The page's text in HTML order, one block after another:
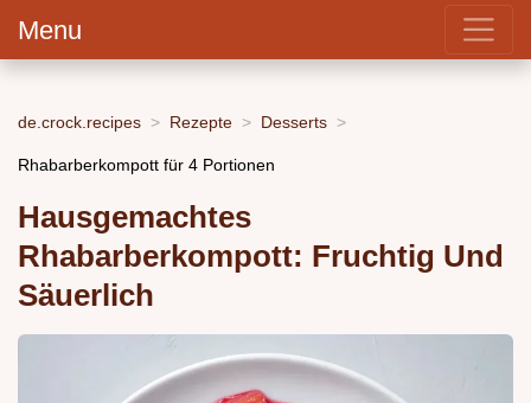
Menu
de.crock.recipes Rezepte Desserts
Rhabarberkompott für 4 Portionen
Hausgemachtes
Rhabarberkompott: Fruchtig Und
Säuerlich